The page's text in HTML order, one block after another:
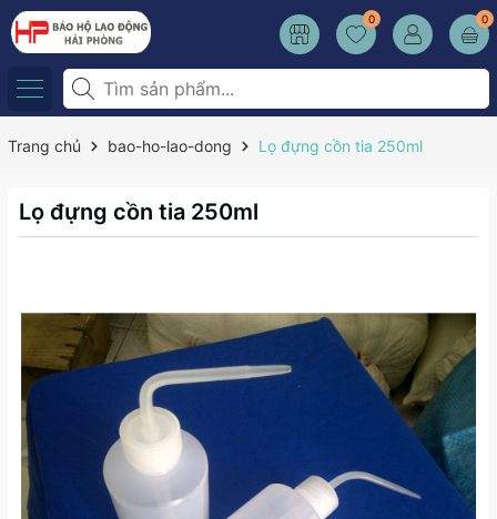
0 0
Trang chủ bao-ho-lao-dong Lọ đựng cồn tia 250ml
Lọ đựng cồn tia 250ml